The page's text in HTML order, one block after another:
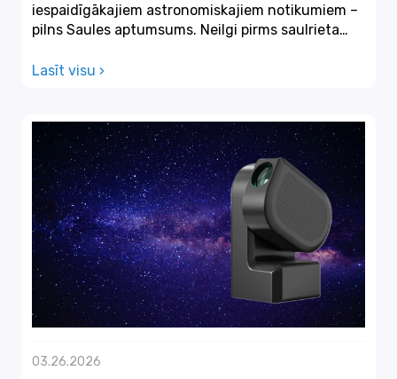
iespaidīgākajiem astronomiskajiem notikumiem –
pilns Saules aptumsums. Neilgi pirms saulrieta
Lasīt visu ›
03.26.2026